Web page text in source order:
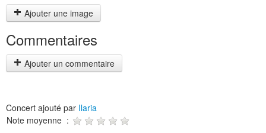
Ajouter une image
Commentaires
Ajouter un commentaire
Concert ajouté par Ilaria
Note moyenne :